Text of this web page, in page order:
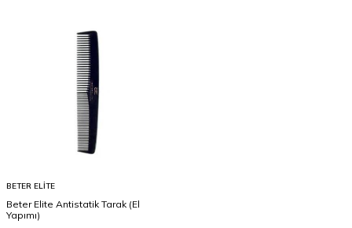
BETER ELITE
Beter Elite Antistatik Tarak (El
Yapımı)